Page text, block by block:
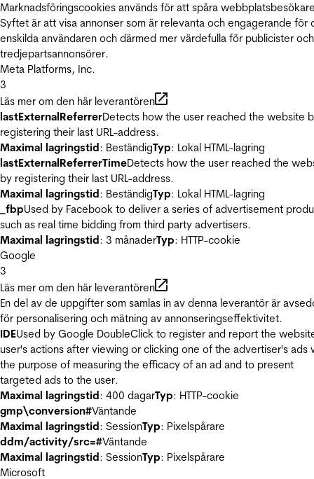
Marknadsföringscookies används för att spåra
Syftet är att visa annonser som är relevanta och engagerande för
enskilda användaren och därmed mer värdefulla för publicister och
tredjepartsannonsörer.
Meta Platforms, Inc.
3
Läs mer om den här leverantören
lastExternalReferrerDetects how the user reached the website
registering their last URL-address.
Maximal lagringstid: BeständigTyp: Lokal HTML-lagring
lastExternalReferrerTimeDetects how the user reached the
by registering their last URL-address.
Maximal lagringstid: BeständigTyp: Lokal HTML-lagring
_fbpUsed by Facebook to deliver a series of advertisement
such as real time bidding from third party advertisers.
Maximal lagringstid: 3 månaderTyp: HTTP-cookie
Google
3
Läs mer om den här leverantören
En del av de uppgifter som samlas in av denna leverantör är
för personalisering och mätning av annonseringseffektivitet.
IDEUsed by Google DoubleClick to register and report the
user's actions after viewing or clicking one of the advertiser's ads
the purpose of measuring the efficacy of an ad and to present
targeted ads to the user.
Maximal lagringstid: 400 dagarTyp: HTTP-cookie
gmp\conversion#Väntande
Maximal lagringstid: SessionTyp: Pixelspårare
ddm/activity/src=#Väntande
Maximal lagringstid: SessionTyp: Pixelspårare
Microsoft